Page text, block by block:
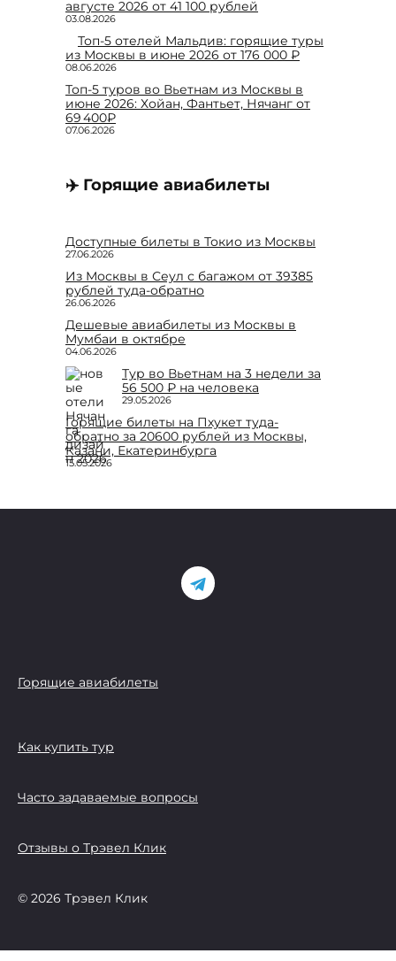
августе 2026 от 41 100 рублей
03.08.2026
Топ-5 отелей Мальдив: горящие туры
из Москвы в июне 2026 от 176 000 ₽
08.06.2026
Топ-5 туров во Вьетнам из Москвы в
июне 2026: Хойан, Фантьет, Нячанг от
69 400₽
07.06.2026
✈️ Горящие авиабилеты
Доступные билеты в Токио из Москвы
27.06.2026
Из Москвы в Сеул с багажом от 39385
рублей туда-обратно
26.06.2026
Дешевые авиабилеты из Москвы в
Мумбаи в октябре
04.06.2026
Тур во Вьетнам на 3 недели за
56 500 ₽ на человека
29.05.2026
Горящие билеты на Пхукет туда-
обратно за 20600 рублей из Москвы,
Казани, Екатеринбурга
15.05.2026
Горящие авиабилеты
Как купить тур
Часто задаваемые вопросы
Отзывы о Трэвел Клик
© 2026 Трэвел Клик